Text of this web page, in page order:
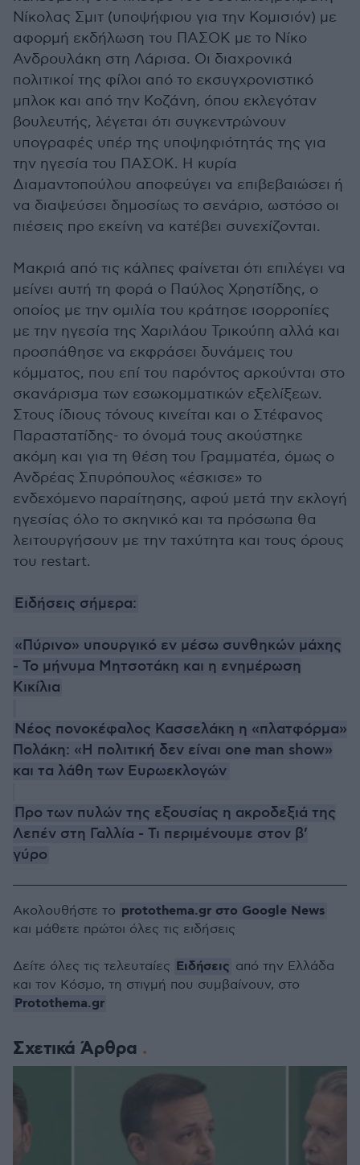
Νίκολας Σμιτ (υποψήφιου για την Κομισιόν) με
αφορμή εκδήλωση του ΠΑΣΟΚ με το Νίκο
Ανδρουλάκη στη Λάρισα. Οι διαχρονικά
πολιτικοί της φίλοι από το εκσυγχρονιστικό
μπλοκ και από την Κοζάνη, όπου εκλεγόταν
βουλευτής, λέγεται ότι συγκεντρώνουν
υπογραφές υπέρ της υποψηφιότητάς της για
την ηγεσία του ΠΑΣΟΚ. Η κυρία
Διαμαντοπούλου αποφεύγει να επιβεβαιώσει ή
να διαψεύσει δημοσίως το σενάριο, ωστόσο οι
πιέσεις προ εκείνη να κατέβει συνεχίζονται.
Μακριά από τις κάλπες φαίνεται ότι επιλέγει να
μείνει αυτή τη φορά ο Παύλος Χρηστίδης, ο
οποίος με την ομιλία του κράτησε ισορροπίες
με την ηγεσία της Χαριλάου Τρικούπη αλλά και
προσπάθησε να εκφράσει δυνάμεις του
κόμματος, που επί του παρόντος αρκούνται στο
σκανάρισμα των εσωκομματικών εξελίξεων.
Στους ίδιους τόνους κινείται και ο Στέφανος
Παραστατίδης- το όνομά τους ακούστηκε
ακόμη και για τη θέση του Γραμματέα, όμως ο
Ανδρέας Σπυρόπουλος «έσκισε» το
ενδεχόμενο παραίτησης, αφού μετά την εκλογή
ηγεσίας όλο το σκηνικό και τα πρόσωπα θα
λειτουργήσουν με την ταχύτητα και τους όρους
του restart.
Ειδήσεις σήμερα:
«Πύρινο» υπουργικό εν μέσω συνθηκών μάχης
- Το μήνυμα Μητσοτάκη και η ενημέρωση
Κικίλια
Νέος πονοκέφαλος Κασσελάκη η «πλατφόρμα»
Πολάκη: «Η πολιτική δεν είναι one man show»
και τα λάθη των Ευρωεκλογών
Προ των πυλών της εξουσίας η ακροδεξιά της
Λεπέν στη Γαλλία - Τι περιμένουμε στον β’
γύρο
Σχετικά Άρθρα
Ακολουθήστε το protothema.gr στο Google News
και μάθετε πρώτοι όλες τις ειδήσεις
Δείτε όλες τις τελευταίες Ειδήσεις από την Ελλάδα
και τον Κόσμο, τη στιγμή που συμβαίνουν, στο
Protothema.gr